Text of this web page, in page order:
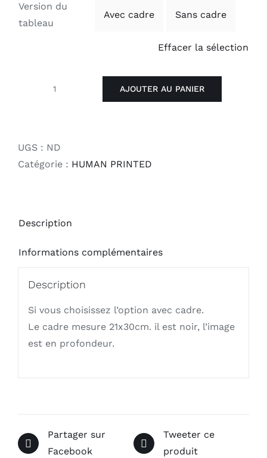
Version du
tableau
Avec cadre Sans cadre
Effacer la sélection
PRINTED#3
AJOUTER AU PANIER
UGS : ND
Catégorie : HUMAN PRINTED
Description
Informations complémentaires
Description
Si vous choisissez l’option avec cadre.
Le cadre mesure 21x30cm. il est noir, l’image
est en profondeur.
Partager sur
Facebook
Tweeter ce
produit